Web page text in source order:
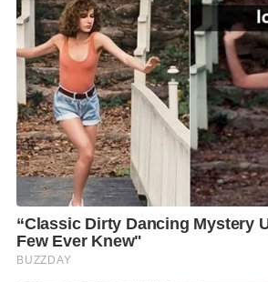
อักเสบ เยื่อบุตาอักเสบ ท้องเสีย และส
ภาวะที่รุนแรงที่สุด หากป่วยด้วยโรค
โรคหัดควรรีบพบแพทย์โดยเร็ว ทั้งนี้
ป้องกันได้ด้วยการฉีดวัคซีน ซึ่งตามแผ
ภูมิคุ้มกันโรคของกระทรวงสาธารณสุ
ป้องกันโรคหัด คางทูม หัดเยอรมัน
เข็มแรกเมื่อเด็ก อายุ 9 เดือน และเข็
ครึ่ง หากพบว่าบุตรหลานยังรับวัคซีน
ปกครองสามารถพาไปรับวัคซีนได้ที่สถ
สาธารณสุขของรัฐทุกแห่ง สอบถามข้อ
สายด่วนกรมควบคุมโรค โทร.1422